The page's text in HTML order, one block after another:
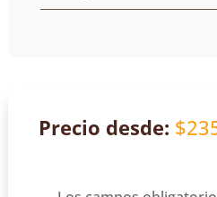
Precio desde: $